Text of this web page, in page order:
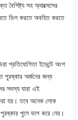
বৈশিষ্ট্য সহ অ্যাক্সেসের
ডিল করতে অবহিত করতে
প্রতিযোগিতা ইভেন্টে অংশ
পুরষ্কার অর্জনের জন্য
সদস্য যারা এই
করা হয়। তবে অনেক লোক
পুলে ভাগ করে নেয়।